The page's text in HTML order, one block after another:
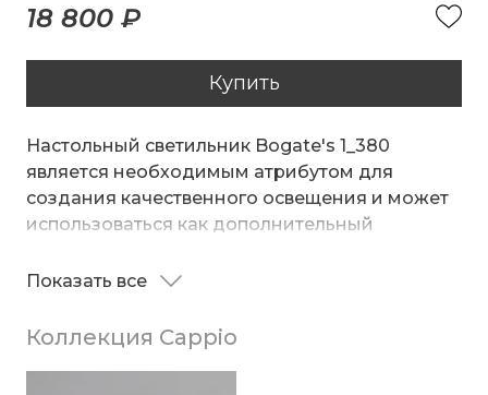
18 800 ₽
Купить
Настольный светильник Bogate's 1_380
является необходимым атрибутом для
создания качественного освещения и может
использоваться как дополнительный
Коллекция Cappio – выбор для ценителей
классический силуэт основания, где место
привычного декора заняли круглые
Показать все
Коллекция Cappio